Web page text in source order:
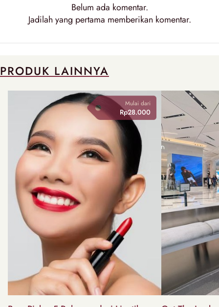
Belum ada komentar.
Jadilah yang pertama memberikan komentar.
PRODUK LAINNYA
Mulai dari
Rp28.000